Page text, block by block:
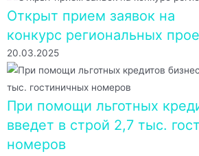
Открыт прием заявок на
конкурс региональных
20.03.2025
При помощи льготных
введет в строй 2,7 тыс.
номеров